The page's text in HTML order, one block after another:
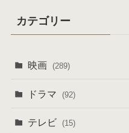
カテゴリー
映画 (289)
ドラマ (92)
テレビ (15)